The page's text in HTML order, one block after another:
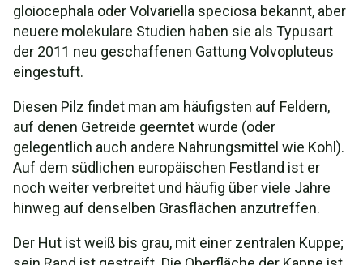
gloiocephala oder Volvariella speciosa bekannt, aber
neuere molekulare Studien haben sie als Typusart
der 2011 neu geschaffenen Gattung Volvopluteus
eingestuft.
Diesen Pilz findet man am häufigsten auf Feldern,
auf denen Getreide geerntet wurde (oder
gelegentlich auch andere Nahrungsmittel wie Kohl).
Auf dem südlichen europäischen Festland ist er
noch weiter verbreitet und häufig über viele Jahre
hinweg auf denselben Grasflächen anzutreffen.
Der Hut ist weiß bis grau, mit einer zentralen Kuppe;